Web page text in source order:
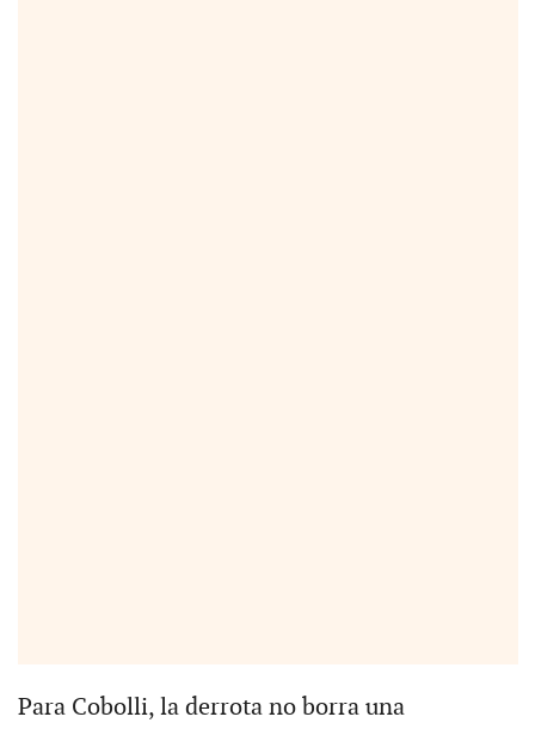
Para Cobolli, la derrota no borra una